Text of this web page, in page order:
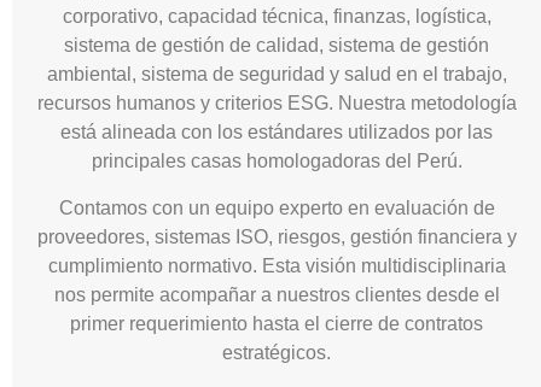
corporativo, capacidad técnica, finanzas, logística,
sistema de gestión de calidad, sistema de gestión
ambiental, sistema de seguridad y salud en el trabajo,
recursos humanos y criterios ESG. Nuestra metodología
está alineada con los estándares utilizados por las
principales casas homologadoras del Perú.
Contamos con un equipo experto en evaluación de
proveedores, sistemas ISO, riesgos, gestión financiera y
cumplimiento normativo. Esta visión multidisciplinaria
nos permite acompañar a nuestros clientes desde el
primer requerimiento hasta el cierre de contratos
estratégicos.